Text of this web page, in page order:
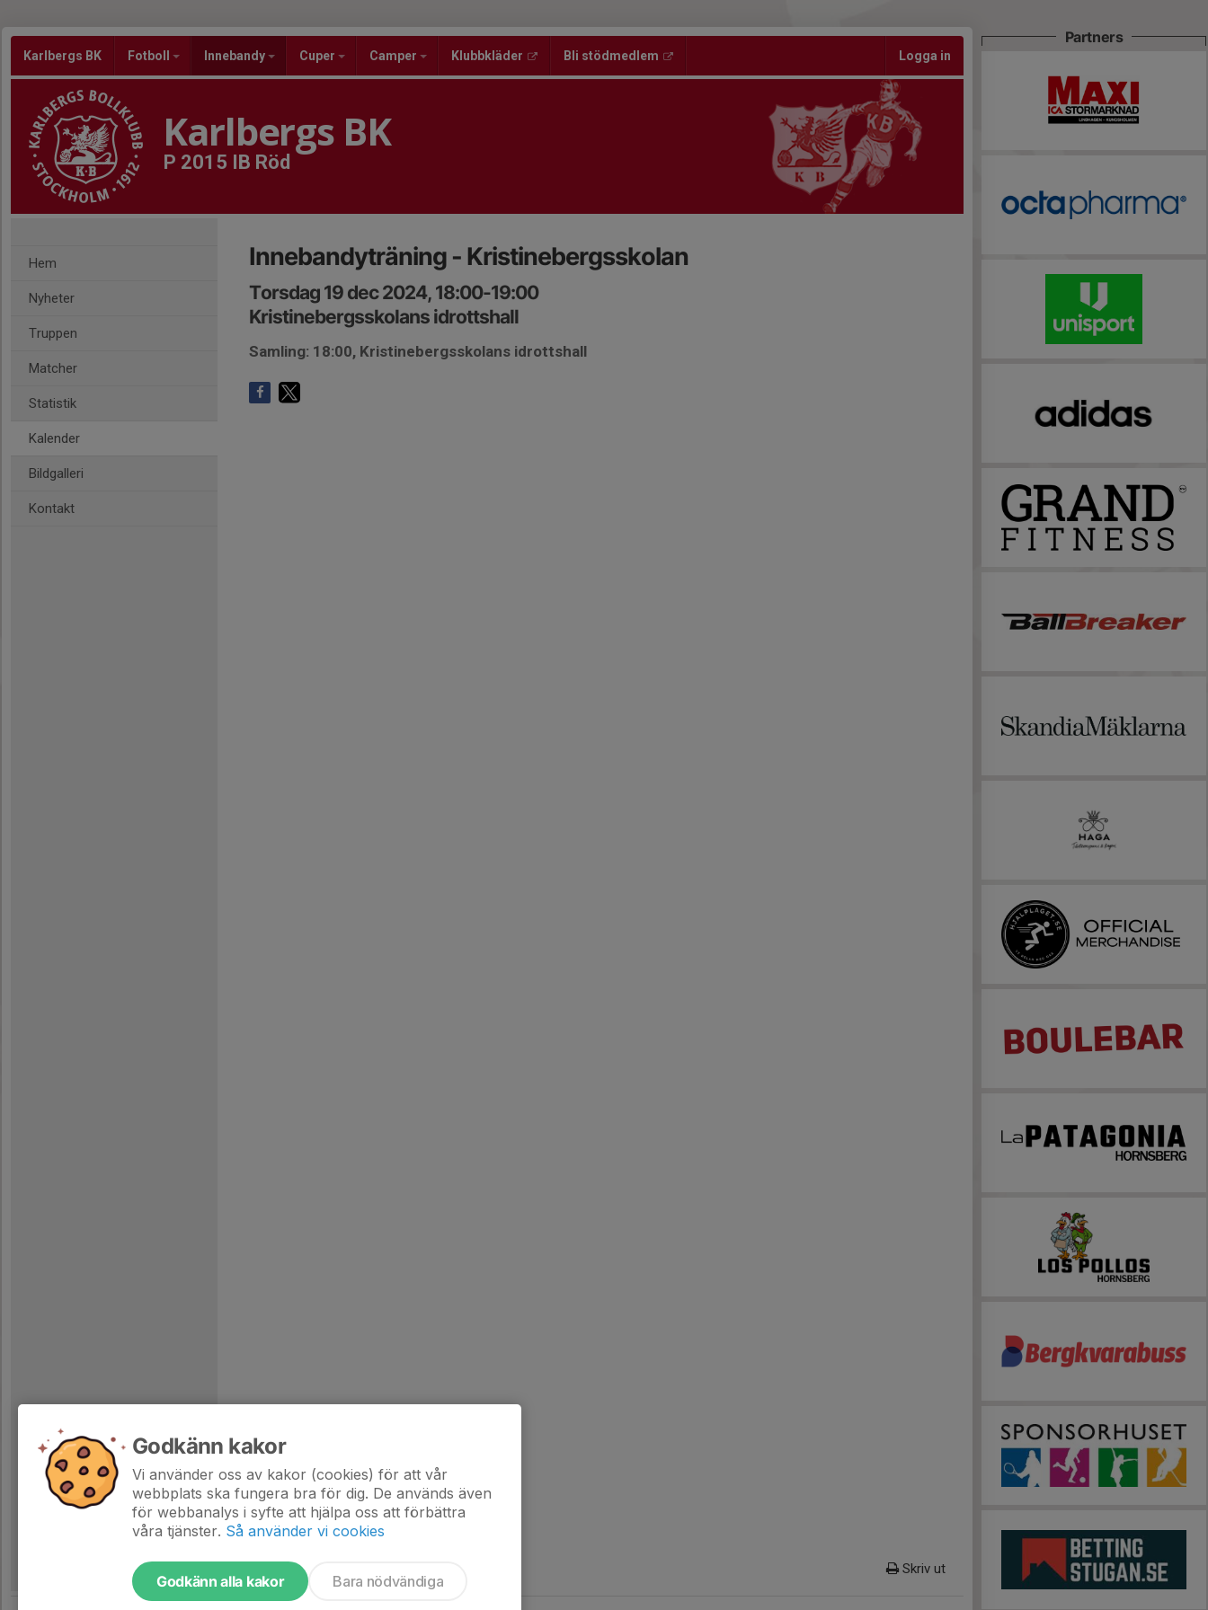
Karlbergs BK Fotboll Innebandy Cuper Camper Klubbkläder Bli stödmedlem Logga in
Karlbergs BK
P 2015 IB Röd
Hem
Nyheter
Truppen
Matcher
Statistik
Kalender
Bildgalleri
Kontakt
Innebandyträning - Kristinebergsskolan
Torsdag 19 dec 2024, 18:00-19:00
Kristinebergsskolans idrottshall
Samling: 18:00, Kristinebergsskolans idrottshall
Skriv ut
Partners
Godkänn kakor
Vi använder oss av kakor (cookies) för att vår
webbplats ska fungera bra för dig. De används även
för webbanalys i syfte att hjälpa oss att förbättra
våra tjänster. Så använder vi cookies
Godkänn alla kakor Bara nödvändiga